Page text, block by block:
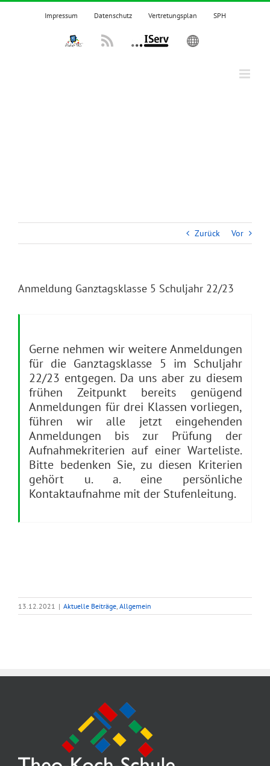
Zum
Impressum Datenschutz Vertretungsplan SPH
IPadsTKSRss IServ English
Zurück Vor
Anmeldung Ganztagsklasse 5 Schuljahr 22/23
Gerne nehmen wir weitere Anmeldungen
für die Ganztagsklasse 5 im Schuljahr
22/23 entgegen. Da uns aber zu diesem
frühen Zeitpunkt bereits genügend
Anmeldungen für drei Klassen vorliegen,
führen wir alle jetzt eingehenden
Anmeldungen bis zur Prüfung der
Aufnahmekriterien auf einer Warteliste.
Bitte bedenken Sie, zu diesen Kriterien
gehört u. a. eine persönliche
Kontaktaufnahme mit der Stufenleitung.
13.12.2021 | Aktuelle Beiträge Allgemein